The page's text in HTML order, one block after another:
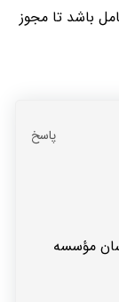
باشد تا مجوز
مؤسسه